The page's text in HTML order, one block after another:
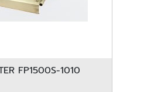
FP1500S-1010